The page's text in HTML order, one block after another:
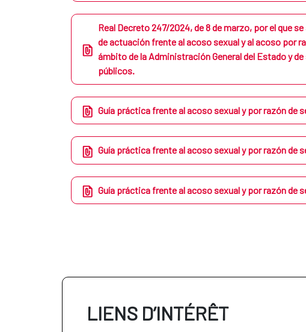
Real Decreto 247/2024, de 8 de marzo, por el que
de actuación frente al acoso sexual y al acoso por
ámbito de la Administración General del Estado y
públicos.
Guía práctica frente al acoso sexual y por razón de
Guía práctica frente al acoso sexual y por razón de
Guía práctica frente al acoso sexual y por razón de
LIENS D’INTÉRÊT